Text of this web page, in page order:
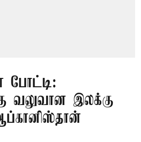
போட்டி:
வலுவான இலக்கு